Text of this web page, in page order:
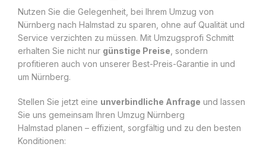
Nutzen Sie die Gelegenheit, bei Ihrem Umzug von
Nürnberg nach Halmstad zu sparen, ohne auf Qualität und
Service verzichten zu müssen. Mit Umzugsprofi Schmitt
erhalten Sie nicht nur günstige Preise , sondern
profitieren auch von unserer Best-Preis-Garantie in und
um Nürnberg.
Stellen Sie jetzt eine unverbindliche Anfrage und lassen
Sie uns gemeinsam Ihren Umzug Nürnberg
Halmstad planen – effizient, sorgfältig und zu den besten
Konditionen: